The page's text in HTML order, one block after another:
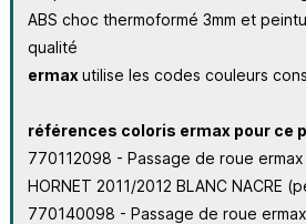
ABS choc thermoformé 3mm et
qualité
ermax utilise les codes couleurs
références coloris ermax pour ce
770112098 - Passage de roue
HORNET 2011/2012 BLANC NACRE
770140098 - Passage de roue